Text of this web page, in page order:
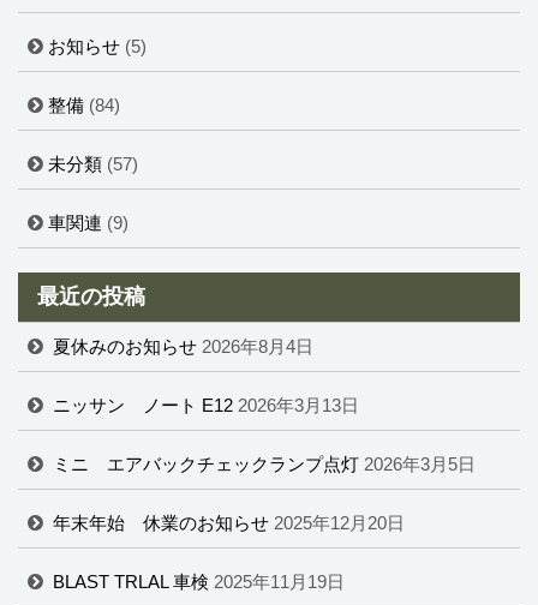
お知らせ (5)
整備 (84)
未分類 (57)
車関連 (9)
最近の投稿
夏休みのお知らせ 2026年8月4日
ニッサン ノート E12 2026年3月13日
ミニ エアバックチェックランプ点灯 2026年3月5日
年末年始 休業のお知らせ 2025年12月20日
BLAST TRLAL 車検 2025年11月19日